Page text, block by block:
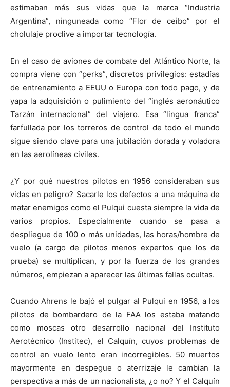
estimaban más sus vidas que la marca “Industria
Argentina”, ninguneada como “Flor de ceibo” por el
cholulaje proclive a importar tecnología.
En el caso de aviones de combate del Atlántico Norte, la
compra viene con “perks”, discretos privilegios: estadías
de entrenamiento a EEUU o Europa con todo pago, y de
yapa la adquisición o pulimiento del “inglés aeronáutico
Tarzán internacional” del viajero. Esa “lingua franca”
farfullada por los torreros de control de todo el mundo
sigue siendo clave para una jubilación dorada y voladora
en las aerolíneas civiles.
¿Y por qué nuestros pilotos en 1956 consideraban sus
vidas en peligro? Sacarle los defectos a una máquina de
matar enemigos como el Pulqui cuesta siempre la vida de
varios propios. Especialmente cuando se pasa a
despliegue de 100 o más unidades, las horas/hombre de
vuelo (a cargo de pilotos menos expertos que los de
prueba) se multiplican, y por la fuerza de los grandes
números, empiezan a aparecer las últimas fallas ocultas.
Cuando Ahrens le bajó el pulgar al Pulqui en 1956, a los
pilotos de bombardero de la FAA los estaba matando
como moscas otro desarrollo nacional del Instituto
Aerotécnico (Institec), el Calquín, cuyos problemas de
control en vuelo lento eran incorregibles. 50 muertos
mayormente en despegue o aterrizaje le cambian la
perspectiva a más de un nacionalista, ¿o no? Y el Calquín